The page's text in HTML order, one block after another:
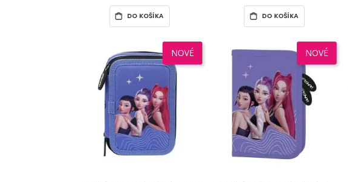
DO KOŠÍKA DO KOŠÍKA
NOVÉ NOVÉ